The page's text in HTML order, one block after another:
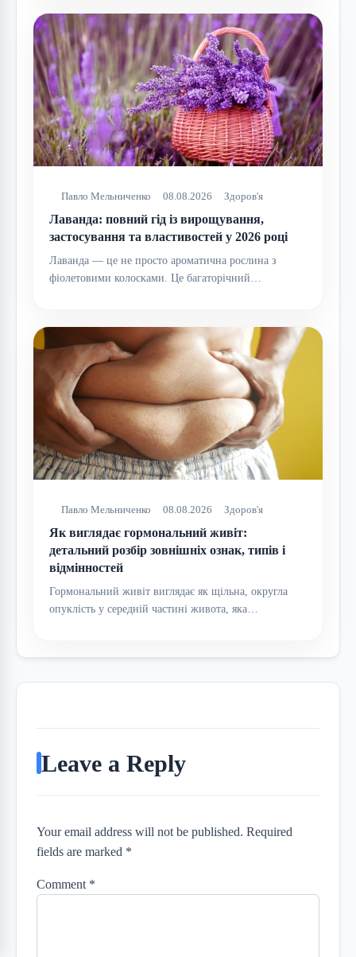
Павло Мельниченко 08.08.2026 Здоров'я
Лаванда: повний гід із вирощування,
застосування та властивостей у 2026 році
Лаванда — це не просто ароматична рослина з
фіолетовими колосками. Це багаторічний…
Павло Мельниченко 08.08.2026 Здоров'я
Як виглядає гормональний живіт:
детальний розбір зовнішніх ознак, типів і
відмінностей
Гормональний живіт виглядає як щільна, округла
опуклість у середній частині живота, яка…
Leave a Reply
Your email address will not be published. Required
fields are marked *
Comment *